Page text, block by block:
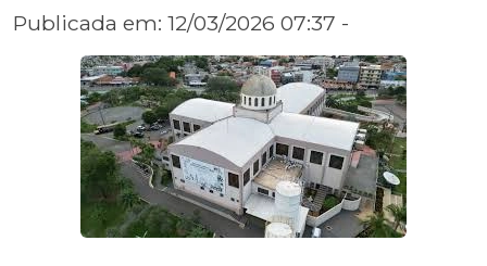
Publicada em: 12/03/2026 07:37 -